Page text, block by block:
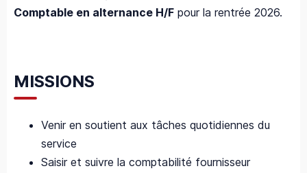
Comptable en alternance H/F pour la rentrée 2026.
MISSIONS
Venir en soutient aux tâches quotidiennes du
service
Saisir et suivre la comptabilité fournisseur